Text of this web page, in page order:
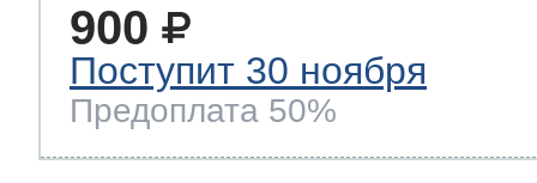
900
Поступит 30 ноября
Предоплата 50%